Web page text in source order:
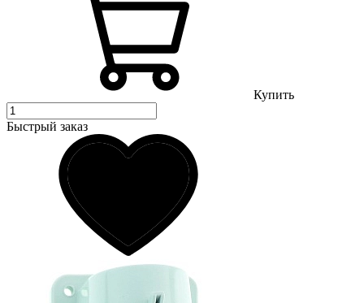
Купить
Быстрый заказ